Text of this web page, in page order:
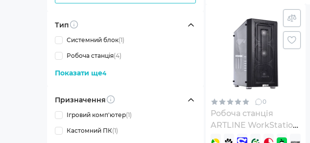
Тип
Info
Системний блок(1)
Робоча станція(4)
Показати ще4
Призначення
Info
Ігровий комп'ютер(1)
Кастомний ПК(1)
0
Робоча станція
ARTLINE WorkStation
W79v16Win